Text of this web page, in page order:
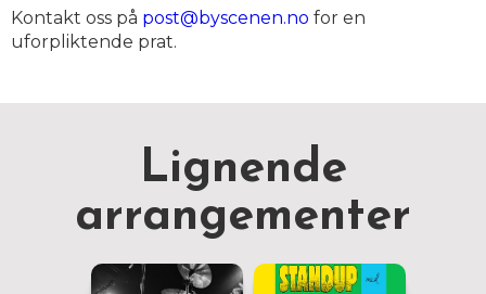
Kontakt oss på post@byscenen.no for en
uforpliktende prat.
Lignende
arrangementer